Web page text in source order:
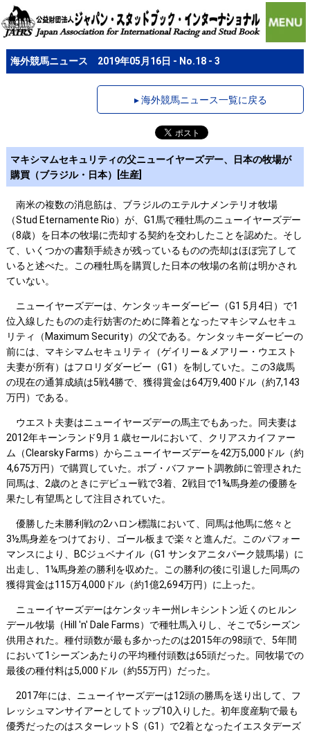
海外競馬ニュース 2019年05月16日 - No.18 - 3
▸ 海外競馬ニュース一覧に戻る
マキシマムセキュリティの父ニューイヤーズデー、日本の牧場が
購買（ブラジル・日本）[生産]
南米の複数の消息筋は、ブラジルのエテルナメンテリオ牧場
（Stud Eternamente Rio）が、G1馬で種牡馬のニューイヤーズデー
（8歳）を日本の牧場に売却する契約を交わしたことを認めた。そし
て、いくつかの書類手続きが残っているものの売却はほぼ完了して
いると述べた。この種牡馬を購買した日本の牧場の名前は明かされ
ていない。
ニューイヤーズデーは、ケンタッキーダービー（G1 5月4日）で1
位入線したものの走行妨害のために降着となったマキシマムセキュ
リティ（Maximum Security）の父である。ケンタッキーダービーの
前には、マキシマムセキュリティ（ゲイリー＆メアリー・ウエスト
夫妻が所有）はフロリダダービー（G1）を制していた。この3歳馬
の現在の通算成績は5戦4勝で、獲得賞金は64万9,400ドル（約7,143
万円）である。
ウエスト夫妻はニューイヤーズデーの馬主でもあった。同夫妻は
2012年キーンランド9月１歳セールにおいて、クリアスカイファー
ム（Clearsky Farms）からニューイヤーズデーを42万5,000ドル（約
4,675万円）で購買していた。ボブ・バファート調教師に管理された
同馬は、2歳のときにデビュー戦で3着、2戦目で1¾馬身差の優勝を
果たし有望馬として注目されていた。
優勝した未勝利戦の2ハロン標識において、同馬は他馬に悠々と
3½馬身差をつけており、ゴール板まで楽々と進んだ。このパフォー
マンスにより、BCジュベナイル（G1 サンタアニタパーク競馬場）に
出走し、1¼馬身差の勝利を収めた。この勝利の後に引退した同馬の
獲得賞金は115万4,000ドル（約1億2,694万円）に上った。
ニューイヤーズデーはケンタッキー州レキシントン近くのヒルン
デール牧場（Hill 'n' Dale Farms）で種牡馬入りし、そこで5シーズン
供用された。種付頭数が最も多かったのは2015年の98頭で、5年間
において1シーズンあたりの平均種付頭数は65頭だった。同牧場での
最後の種付料は5,000ドル（約55万円）だった。
2017年には、ニューイヤーズデーは12頭の勝馬を送り出して、フ
レッシュマンサイアーとしてトップ10入りした。初年度産駒で最も
優秀だったのはスターレットS（G1）で2着となったイエスタデーズ